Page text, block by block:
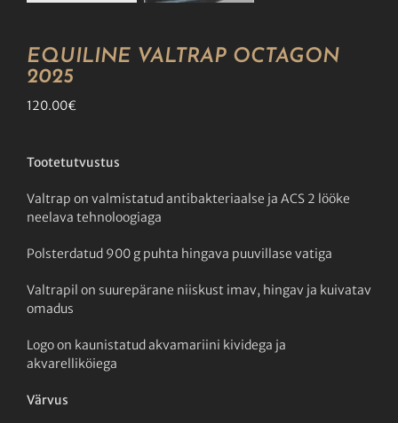
EQUILINE VALTRAP OCTAGON
2025
120.00€
Tootetutvustus
Valtrap on valmistatud antibakteriaalse ja ACS 2 lööke
neelava tehnoloogiaga
Polsterdatud 900 g puhta hingava puuvillase vatiga
Valtrapil on suurepärane niiskust imav, hingav ja kuivatav
omadus
Logo on kaunistatudakvamariini kividega ja
akvarelliköiega
Värvus